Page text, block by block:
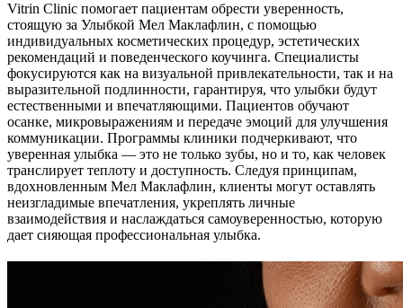
Vitrin Clinic помогает пациентам обрести уверенность,
стоящую за Улыбкой Мел Маклафлин, с помощью
индивидуальных косметических процедур, эстетических
рекомендаций и поведенческого коучинга. Специалисты
фокусируются как на визуальной привлекательности, так и на
выразительной подлинности, гарантируя, что улыбки будут
естественными и впечатляющими. Пациентов обучают
осанке, микровыражениям и передаче эмоций для улучшения
коммуникации. Программы клиники подчеркивают, что
уверенная улыбка — это не только зубы, но и то, как человек
транслирует теплоту и доступность. Следуя принципам,
вдохновленным Мел Маклафлин, клиенты могут оставлять
неизгладимые впечатления, укреплять личные
взаимодействия и наслаждаться самоуверенностью, которую
дает сияющая профессиональная улыбка.